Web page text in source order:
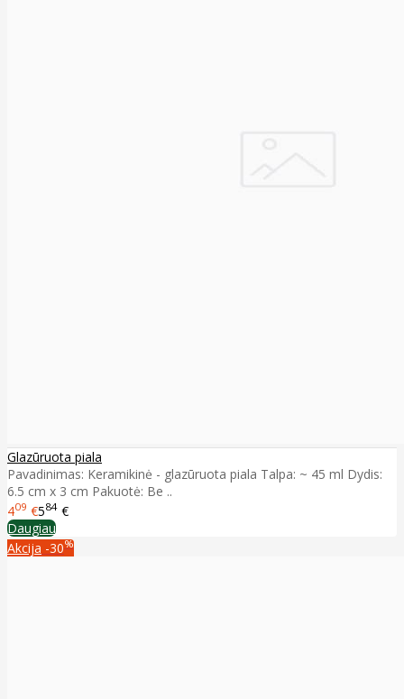
Glazūruota piala
Pavadinimas: Keramikinė - glazūruota piala Talpa: ~ 45 ml Dydis:
6.5 cm x 3 cm Pakuotė: Be ..
409 €584 €
Daugiau
Akcija -30%